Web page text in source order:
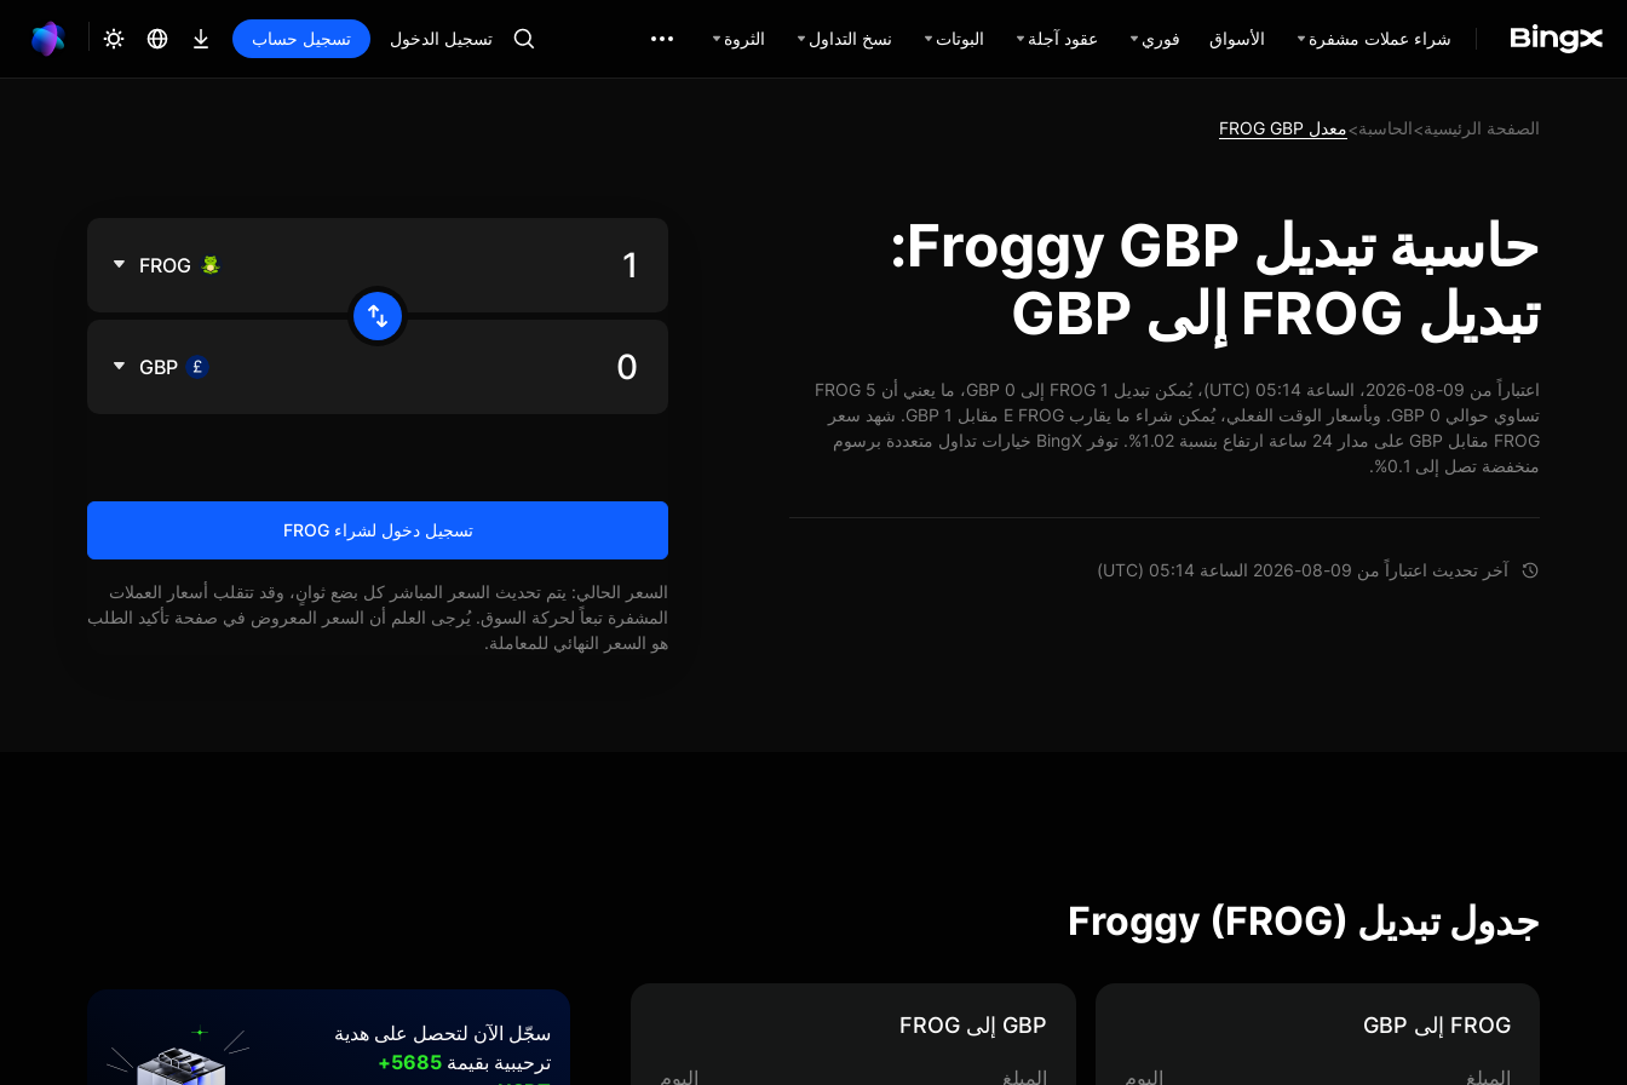
شراء عملات مشفرة الأسواق فوري عقود آجلة البوتات نسخ التداول الثروة تسجيل الدخول تسجيل حساب
الصفحة الرئيسية>الحاسبة>معدل FROG GBP
حاسبة تبديل Froggy GBP:
تبديل FROG إلى GBP
اعتباراً من 09-08-2026، الساعة 05:14 (UTC)، يُمكن تبديل 1 FROG إلى 0 GBP، ما يعني أن 5 FROG
تساوي حوالي 0 GBP. وبأسعار الوقت الفعلي، يُمكن شراء ما يقارب E FROG مقابل 1 GBP. شهد سعر
FROG مقابل GBP على مدار 24 ساعة ارتفاع بنسبة 1.02%. توفر BingX خيارات تداول متعددة برسوم
منخفضة تصل إلى 0.1%.
آخر تحديث اعتباراً من 09-08-2026 الساعة 05:14 (UTC)
FROG
GBP
تسجيل دخول لشراء FROG
السعر الحالي: يتم تحديث السعر المباشر كل بضع ثوانٍ، وقد تتقلب أسعار العملات
المشفرة تبعاً لحركة السوق. يُرجى العلم أن السعر المعروض في صفحة تأكيد الطلب
هو السعر النهائي للمعاملة.
جدول تبديل Froggy (FROG)
FROG إلى GBP
المبلغ اليوم
GBP إلى FROG
المبلغ اليوم
سجّل الآن لتحصل على هدية
ترحيبية بقيمة
5685+